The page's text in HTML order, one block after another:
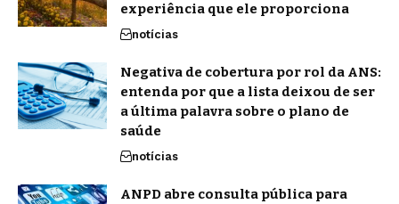
experiência que ele proporciona
notícias
Negativa de cobertura por rol da ANS:
entenda por que a lista deixou de ser
a última palavra sobre o plano de
saúde
notícias
ANPD abre consulta pública para